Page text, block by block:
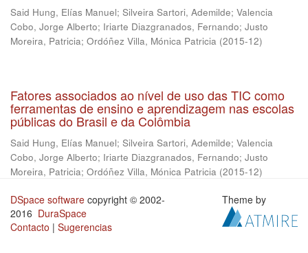
Said Hung, Elías Manuel; Silveira Sartori, Ademilde; Valencia
Cobo, Jorge Alberto; Iriarte Diazgranados, Fernando; Justo
Moreira, Patricia; Ordóñez Villa, Mónica Patricia (2015-12)
Fatores associados ao nível de uso das TIC como
ferramentas de ensino e aprendizagem nas escolas
públicas do Brasil e da Colômbia
Said Hung, Elías Manuel; Silveira Sartori, Ademilde; Valencia
Cobo, Jorge Alberto; Iriarte Diazgranados, Fernando; Justo
Moreira, Patricia; Ordóñez Villa, Mónica Patricia (2015-12)
DSpace software copyright © 2002-
2016 DuraSpace
Contacto | Sugerencias
Theme by